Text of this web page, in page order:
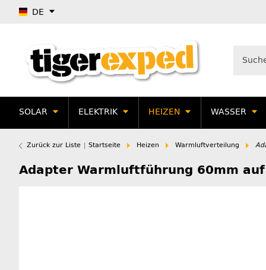
DE
SOLAR ELEKTRIK HEIZEN WASSER
Zurück zur Liste Startseite Heizen Warmluftverteilung
Adapter Warmluftführung 60mm